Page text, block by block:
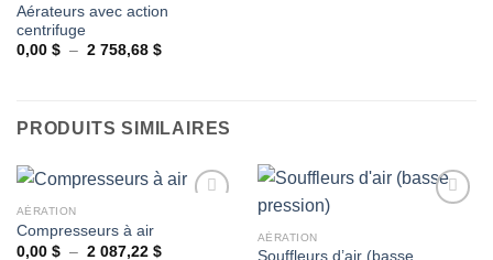
Aérateurs avec action
centrifuge
0,00 $ – 2 758,68 $Plage
2
758,68 $
PRODUITS SIMILAIRES
AÉRATION
Compresseurs à air
0,00 $ – 2 087,22 $Plage
AÉRATION
Souffleurs d’air (basse